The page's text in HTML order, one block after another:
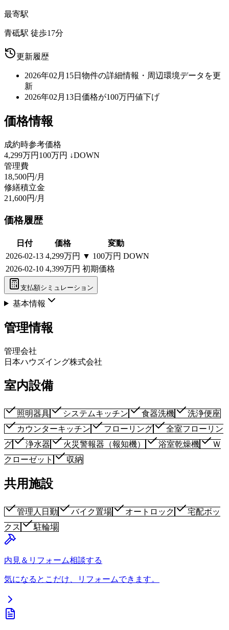
最寄駅
青砥駅 徒歩17分
更新履歴
2026年02月15日 物件の詳細情報・周辺環境データを更
新
2026年02月13日 価格が100万円値下げ
価格情報
成約時参考価格
4,299万円 100万円 ↓DOWN
管理費
18,500円/月
修繕積立金
21,600円/月
価格履歴
日付 価格
変動
2026-02-13 4,299万円 ▼ 100万円 DOWN
2026-02-10 4,399万円 初期価格
支払額シミュレーション
基本情報
管理情報
管理会社
日本ハウズイング株式会社
室内設備
照明器具 システムキッチン 食器洗機
洗浄便座
カウンターキッチン
フローリング
全室フローリン
グ
浄水器 火災警報器（報知機） 浴室乾燥機
Ｗ
クローゼット
収納
共用施設
管理人日勤 バイク置場 オートロック
宅配ボッ
クス
駐輪場
内見＆リフォーム相談する
気になるとこだけ、リフォームできます。